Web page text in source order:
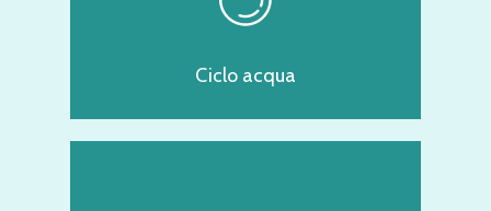
Ciclo acqua